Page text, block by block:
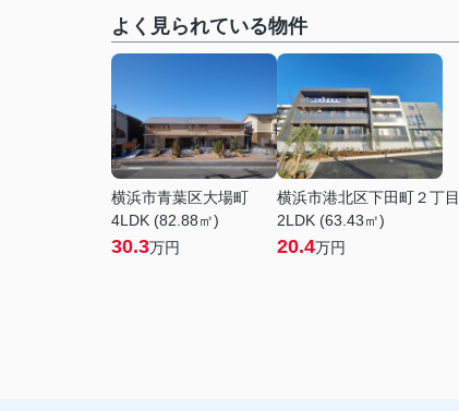
よく見られている物件
横浜市青葉区大場町
4LDK (82.88㎡)
30.3万円
横浜市港北区下田町２丁目
2LDK (63.43㎡)
20.4万円